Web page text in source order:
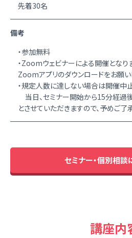
先着30名
備考
・参加無料
・Zoomウェビナーによる開催となり
Zoomアプリのダウンロードをお願い
・規定人数に達しない場合は開催中
当日、セミナー開始から15分経過
とさせていただきますので、予めご了
セミナー・個別相談
講座内